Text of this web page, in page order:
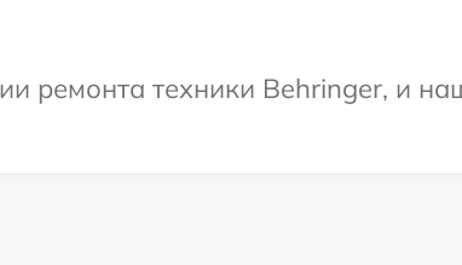
ремонта техники Behringer, и